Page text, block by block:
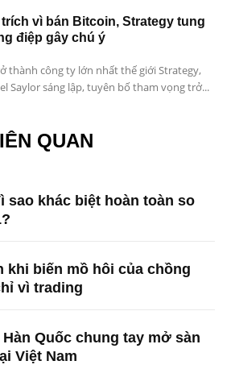
vì bán Bitcoin, Strategy tung
điệp gây chú ý
thành công ty lớn nhất thế giới Strategy,
Saylor sáng lập, tuyên bố tham vọng trở...
QUAN
sao khác biệt hoàn toàn so
khi biến mồ hôi của chồng
vì trading
Quốc chung tay mở sàn
Việt Nam